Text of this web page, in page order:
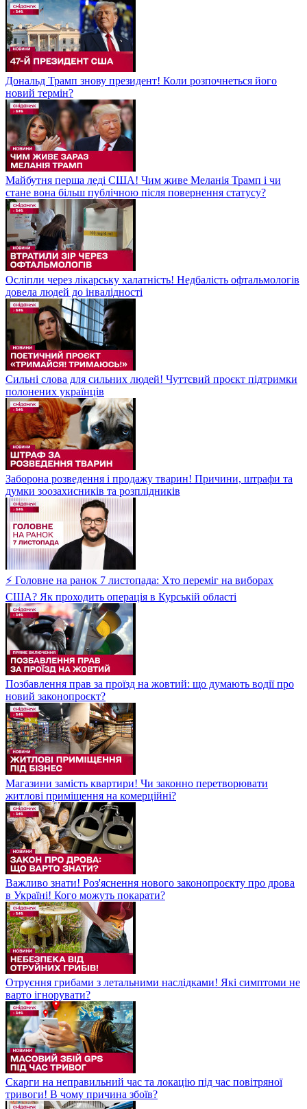
Дональд Трамп знову президент! Коли розпочнеться його
новий термін?
Майбутня перша леді США! Чим живе Меланія Трамп і чи
стане вона більш публічною після повернення статусу?
Осліпли через лікарську халатність! Недбалість офтальмологів
довела людей до інвалідності
Сильні слова для сильних людей! Чуттєвий проєкт підтримки
полонених українців
Заборона розведення і продажу тварин! Причини, штрафи та
думки зоозахисників та розплідників
⚡ Головне на ранок 7 листопада: Хто переміг на виборах
США? Як проходить операція в Курській області
Позбавлення прав за проїзд на жовтий: що думають водії про
новий законопроєкт?
Магазини замість квартири! Чи законно перетворювати
житлові приміщення на комерційні?
Важливо знати! Роз'яснення нового законопроєкту про дрова
в Україні! Кого можуть покарати?
Отруєння грибами з летальними наслідками! Які симптоми не
варто ігнорувати?
Скарги на неправильний час та локацію під час повітряної
тривоги! В чому причина збоїв?